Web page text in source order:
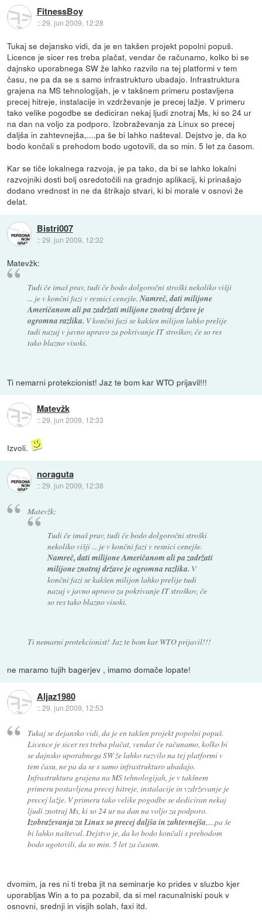
FitnessBoy
::29. jun 2009, 12:28
Tukaj se dejansko vidi, da je en takšen projekt popolni popuš.
Licence je sicer res treba plačat, vendar če računamo, kolko bi se
dajnsko uporabnega SW že lahko razvilo na tej platformi v tem
času, ne pa da se s samo infrastrukturo ubadajo. Infrastruktura
grajena na MS tehnologijah, je v takšnem primeru postavljena
precej hitreje, instalacije in vzdrževanje je precej lažje. V primeru
tako velike pogodbe se dediciran nekaj ljudi znotraj Ms, ki so 24 ur
na dan na voljo za podporo. Izobraževanja za Linux so precej
daljša in zahtevnejša,....pa še bi lahko našteval. Dejstvo je, da ko
bodo končali s prehodom bodo ugotovili, da so min. 5 let za časom.
Kar se tiče lokalnega razvoja, je pa tako, da bi se lahko lokalni
razvojniki dosti bolj osredotočili na gradnjo aplikacij, ki prinašajo
dodano vrednost in ne da štrikajo stvari, ki bi morale v osnovi že
delat.
Bistri007
::29. jun 2009, 12:32
Matevžk:
Tudi če imaš prav, tudi če bodo dolgoročni stroški nekoliko višji
... je v končni fazi v resnici cenejše.Namreč, dati milijone
Američanom ali pa zadržati milijone znotraj države je
ogromna razlika. V končni fazi se kakšen milijon lahko prelije
tudi nazaj v javno upravo za pokrivanje IT stroškov, če so res
tako blazno visoki.
Ti nemarni protekcionist! Jaz te bom kar WTO prijavil!!!
Matevžk
::29. jun 2009, 12:33
Izvoli.
noraguta
::29. jun 2009, 12:38
Matevžk:
Tudi če imaš prav, tudi če bodo dolgoročni stroški
nekoliko višji ... je v končni fazi v resnici cenejše.
Namreč, dati milijone Američanom ali pa zadržati
milijone znotraj države je ogromna razlika. V
končni fazi se kakšen milijon lahko prelije tudi
nazaj v javno upravo za pokrivanje IT stroškov, če
so res tako blazno visoki.
Ti nemarni protekcionist! Jaz te bom kar WTO prijavil!!!
ne maramo tujih bagerjev , imamo domače lopate!
Aljaz1980
::29. jun 2009, 12:53
Tukaj se dejansko vidi, da je en takšen projekt popolni popuš.
Licence je sicer res treba plačat, vendar če računamo, kolko bi
se dajnsko uporabnega SW že lahko razvilo na tej platformi v
tem času, ne pa da se s samo infrastrukturo ubadajo.
Infrastruktura grajena na MS tehnologijah, je v takšnem
primeru postavljena precej hitreje, instalacije in vzdrževanje je
precej lažje. V primeru tako velike pogodbe se dediciran nekaj
ljudi znotraj Ms, ki so 24 ur na dan na voljo za podporo.
Izobraževanja za Linux so precej daljša in zahtevnejša,....pa še
bi lahko našteval. Dejstvo je, da ko bodo končali s prehodom
bodo ugotovili, da so min. 5 let za časom.
dvomim, ja res ni ti treba jit na seminarje ko prides v sluzbo kjer
uporabljas Win a to pa pozabil, da si mel racunalniski pouk v
osnovni, srednji in visjih solah, faxi itd.